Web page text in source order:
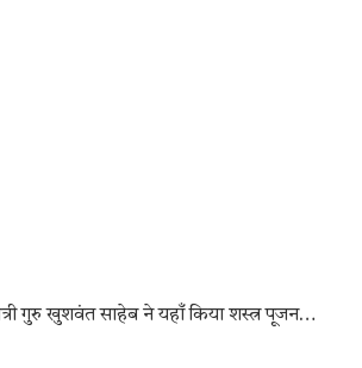
गुरु खुशवंत साहेब ने यहाँ किया शस्त्र पूजन…